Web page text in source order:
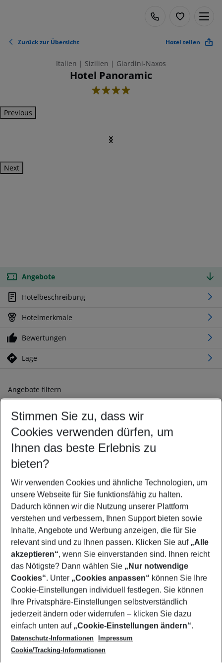
Zurück zur Übersicht Hotel teilen
Italien | Sizilien | Giardini-Naxos
Hotel Panoramic
4
Previous
Next
Angebote
Hotelbeschreibung
Hotelmerkmale
Bewertungen
Lage
Angebote filtern
Ändern Sie Ihre Kriterien nach Ihren Wünschen
Abflughafen wählen
Beliebiger Abflughafen
Reisezeitraum wählen
11.08.26– 09.08.27 5-8 Nächte
2 Erwachsene Keine Kinder
Mehr Filter anzeigen
Footer
Footer navigation
Über uns
AGB
Cookie-Einstellungen ändern
Cookie-Richtlinie
Datenschutz
Service & Hilfe
Barrierefreies Reisen
Check-in
Folgen Sie uns
Stimmen Sie zu, dass wir
Cookies verwenden dürfen, um
Ihnen das beste Erlebnis zu
bieten?
Wir verwenden Cookies und ähnliche Technologien, um
unsere Webseite für Sie funktionsfähig zu halten.
Dadurch können wir die Nutzung unserer Plattform
verstehen und verbessern, Ihnen Support bieten sowie
Inhalte, Angebote und Werbung anzeigen, die für Sie
relevant sind und zu Ihnen passen. Klicken Sie auf „Alle
akzeptieren“, wenn Sie einverstanden sind. Ihnen reicht
das Nötigste? Dann wählen Sie „Nur notwendige
Cookies“. Unter „Cookies anpassen“ können Sie Ihre
Cookie-Einstellungen individuell festlegen. Sie können
Ihre Privatsphäre-Einstellungen selbstverständlich
jederzeit ändern oder widerrufen – klicken Sie dazu
einfach unten auf „Cookie-Einstellungen ändern“.
Datenschutz-Informationen
Impressum
Cookie/Tracking-Informationen